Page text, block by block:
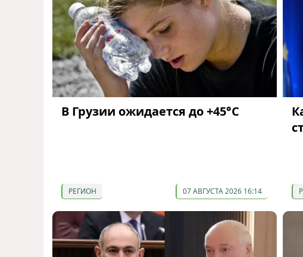
В Грузии ожидается до +45°С
РЕГИОН 07 АВГУСТА 2026 16:14